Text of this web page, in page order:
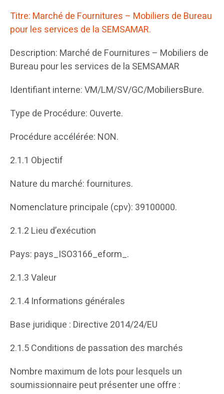
Titre: Marché de Fournitures – Mobiliers de Bureau
pour les services de la SEMSAMAR.
Description: Marché de Fournitures – Mobiliers de
Bureau pour les services de la SEMSAMAR
Identifiant interne: VM/LM/SV/GC/MobiliersBure.
Type de Procédure: Ouverte.
Procédure accélérée: NON.
2.1.1 Objectif
Nature du marché: fournitures.
Nomenclature principale (cpv): 39100000.
2.1.2 Lieu d’exécution
Pays: pays_ISO3166_eform_.
2.1.3 Valeur
2.1.4 Informations générales
Base juridique : Directive 2014/24/EU
2.1.5 Conditions de passation des marchés
Nombre maximum de lots pour lesquels un
soumissionnaire peut présenter une offre :